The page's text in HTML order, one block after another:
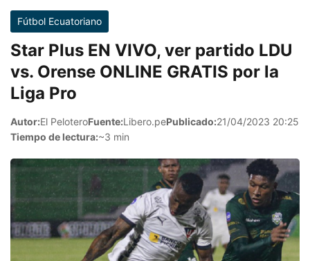
Fútbol Ecuatoriano
Star Plus EN VIVO, ver partido LDU
vs. Orense ONLINE GRATIS por la
Liga Pro
Autor:El PeloteroFuente:Libero.pePublicado:21/04/2023 20:25
Tiempo de lectura:~3 min